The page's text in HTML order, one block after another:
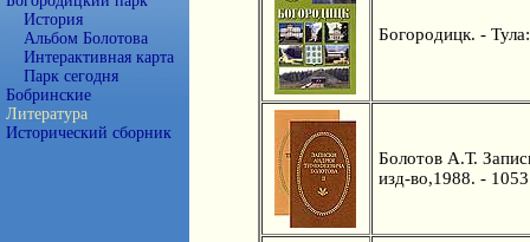
История
Альбом Болотова
Интерактивная карта
Парк сегодня
Бобринские
Литература
Исторический сборник
Богородицк. -
Болотов А.Т.
изд-во,1988. -